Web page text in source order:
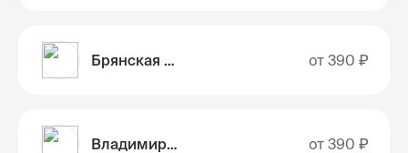
Брянская область от 390 ₽
Владимирская область от 390 ₽